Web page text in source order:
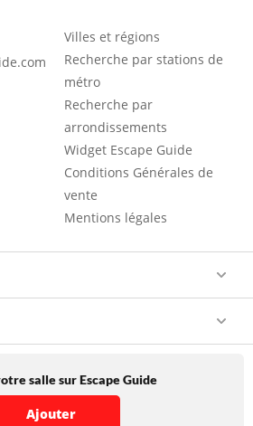
Villes et régions
Recherche par stations de
métro
Recherche par
arrondissements
Widget Escape Guide
Conditions Générales de
vente
Mentions légales
salle sur Escape Guide
Ajouter